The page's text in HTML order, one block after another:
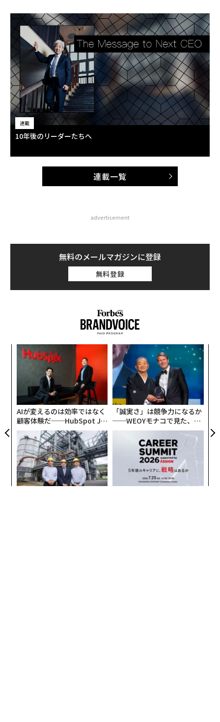
連載
10年後のリーダーたちへ
連載一覧
advertisement
無料のメールマガジンに登録
無料登録
AIが変えるのは効率ではなく
顧客体験だ──HubSpot Ja
panが語る「Grow Better」
な組織のつくり方
「誠実さ」は競争力になるか
──WEOYモナコで見た、く
ら寿司の経営哲学